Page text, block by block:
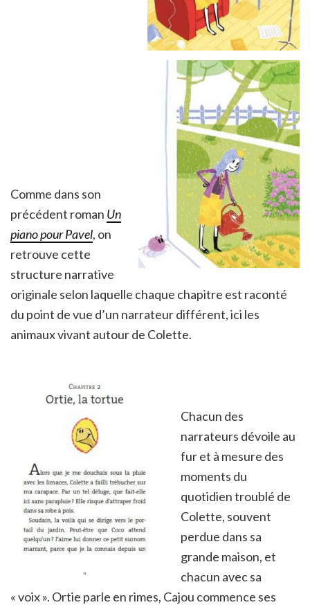
Comme dans son
précédent roman Un
piano pour Pavel, on
retrouve cette
structure narrative
originale selon laquelle chaque chapitre est raconté
du point de vue d’un narrateur différent, ici les
animaux vivant autour de Colette.
Chacun des
narrateurs dévoile au
fur et à mesure des
moments du
quotidien troublé de
Colette, souvent
perdue dans sa
grande maison, et
chacun avec sa
« voix ». Ortie parle en rimes, Cajou commence ses